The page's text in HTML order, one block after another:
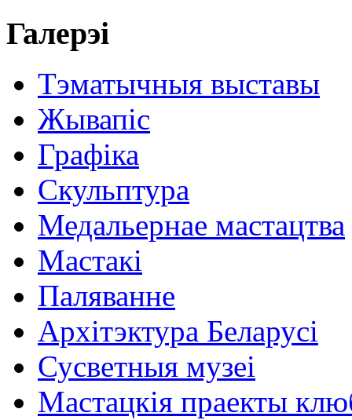
Галерэі
Тэматычныя выставы
Жывапіс
Графіка
Скульптура
Медальернае мастацтва
Мастакі
Паляванне
Архітэктура Беларусі
Сусветныя музеі
Мастацкія праекты